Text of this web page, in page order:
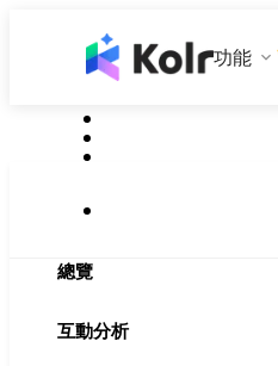
功能
總覽
互動分析